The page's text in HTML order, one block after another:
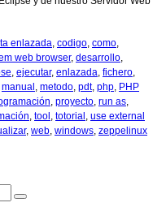
enlazada codigo como
web browser, desarrollo
ejecutar, enlazada fichero
manual metodo pdt, php PHP
proyecto run as
tool totorial use external
, web windows zeppelinux